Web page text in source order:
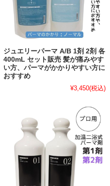
ジュエリーパーマ A/B 1剤 2剤 各
400mL セット販売 髪が痛みやす
い方、パーマがかかりやすい方に
おすすめ
¥3,450(税込)